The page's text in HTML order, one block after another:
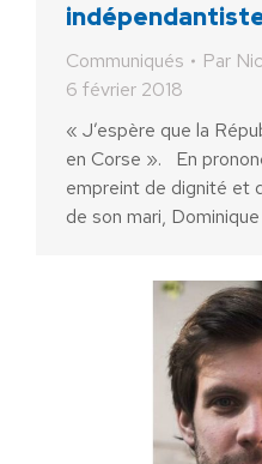
Communiqués Par
6 février 2018
« J’espère que la
en Corse ». En
empreint de dignité et
de son mari,